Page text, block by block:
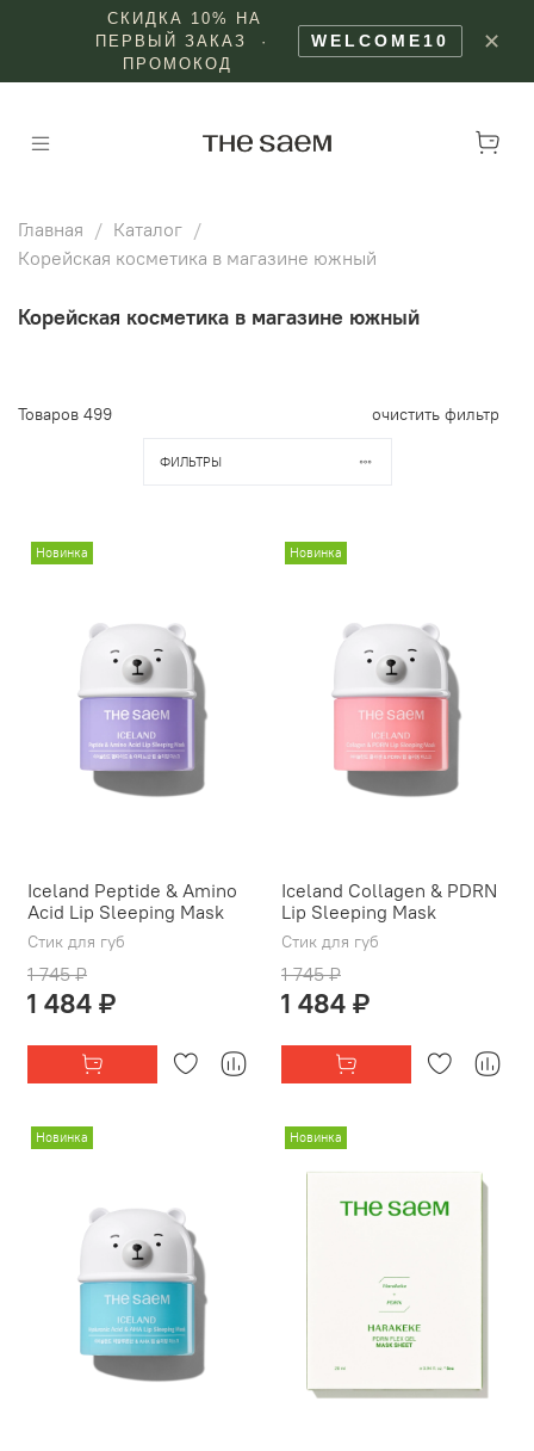
СКИДКА 10% НА
ПЕРВЫЙ ЗАКАЗ ·
ПРОМОКОД
WELCOME10 ✕
Главная
Каталог
Корейская косметика в магазине южный
Корейская косметика в магазине южный
Товаров 499 очистить фильтр
ФИЛЬТРЫ
Новинка
Iceland Peptide & Amino
Acid Lip Sleeping Mask
Стик для губ
1 745 ₽
1 484 ₽
Новинка
Iceland Collagen & PDRN
Lip Sleeping Mask
Стик для губ
1 745 ₽
1 484 ₽
Новинка Новинка